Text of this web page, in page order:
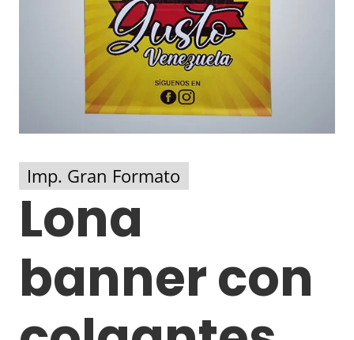
Imp. Gran Formato
Lona
banner con